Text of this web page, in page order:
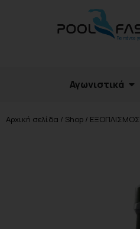
Αγωνιστικά
Αρχική σελίδα / Shop / ΕΞΟΠΛΙΣΜΟΣ